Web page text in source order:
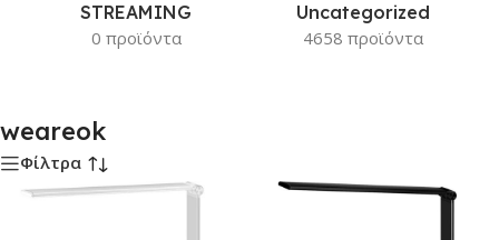
STREAMING
0 προϊόντα
Uncategorized
4658 προϊόντα
weareok
Φίλτρα